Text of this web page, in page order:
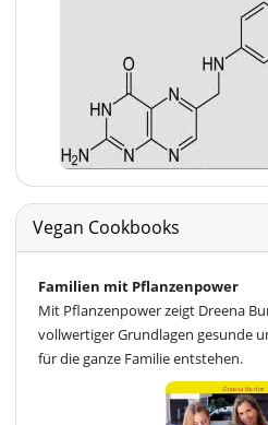
Vegan Cookbooks
Familien mit Pflanzenpower
Mit Pflanzenpower zeigt Dreena
vollwertiger Grundlagen gesunde
für die ganze Familie entstehen.